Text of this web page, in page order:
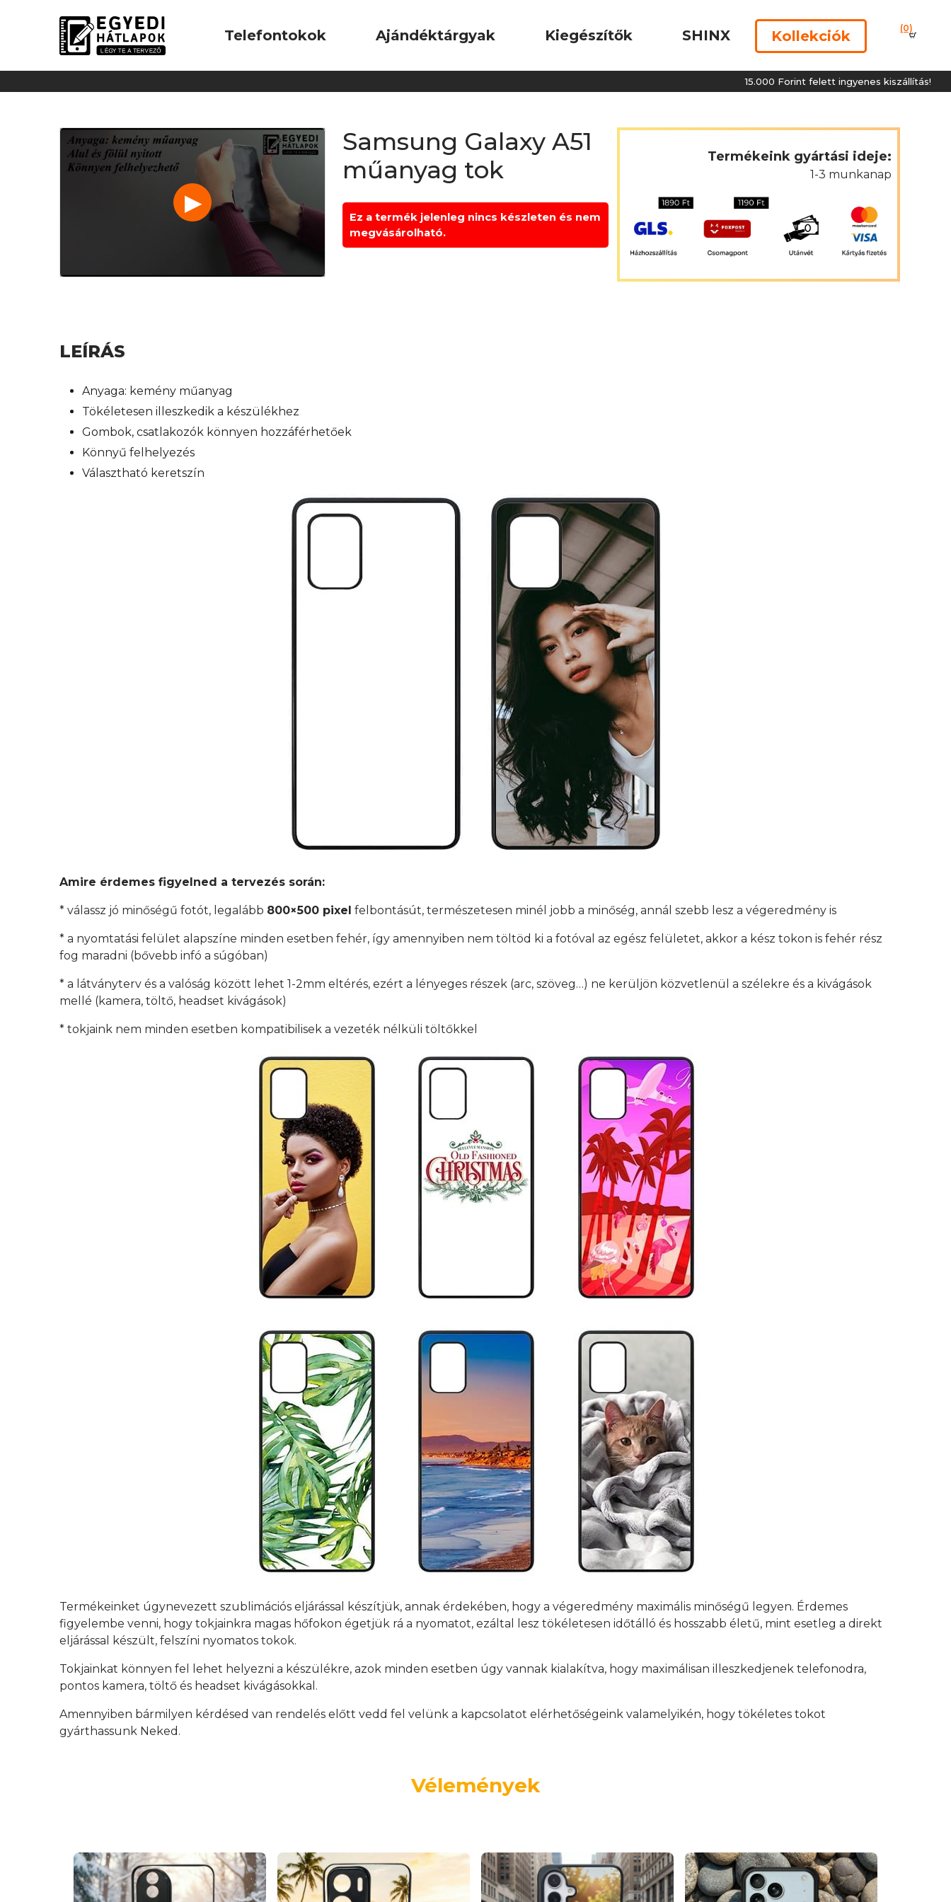
Telefontokok Ajándéktárgyak Kiegészítők SHINX Kollekciók (0)
15.000 Forint felett ingyenes kiszállítás!
▶
Samsung Galaxy A51
műanyag tok
Ez a termék jelenleg nincs készleten és nem
megvásárolható.
Termékeink gyártási ideje:
1-3 munkanap
LEÍRÁS
Anyaga: kemény műanyag
Tökéletesen illeszkedik a készülékhez
Gombok, csatlakozók könnyen hozzáférhetőek
Könnyű felhelyezés
Választható keretszín
Amire érdemes figyelned a tervezés során:
* válassz jó minőségű fotót, legalább 800×500 pixel felbontásút, természetesen minél jobb a minőség, annál szebb lesz a végeredmény is
* a nyomtatási felület alapszíne minden esetben fehér, így amennyiben nem töltöd ki a fotóval az egész felületet, akkor a kész tokon is fehér rész
fog maradni (bővebb infó a súgóban)
* a látványterv és a valóság között lehet 1-2mm eltérés, ezért a lényeges részek (arc, szöveg…) ne kerüljön közvetlenül a szélekre és a kivágások
mellé (kamera, töltő, headset kivágások)
* tokjaink nem minden esetben kompatibilisek a vezeték nélküli töltőkkel
Termékeinket úgynevezett szublimációs eljárással készítjük, annak érdekében, hogy a végeredmény maximális minőségű legyen. Érdemes
figyelembe venni, hogy tokjainkra magas hőfokon égetjük rá a nyomatot, ezáltal lesz tökéletesen időtálló és hosszabb életű, mint esetleg a direkt
eljárással készült, felszíni nyomatos tokok.
Tokjainkat könnyen fel lehet helyezni a készülékre, azok minden esetben úgy vannak kialakítva, hogy maximálisan illeszkedjenek telefonodra,
pontos kamera, töltő és headset kivágásokkal.
Amennyiben bármilyen kérdésed van rendelés előtt vedd fel velünk a kapcsolatot elérhetőségeink valamelyikén, hogy tökéletes tokot
gyárthassunk Neked.
Vélemények